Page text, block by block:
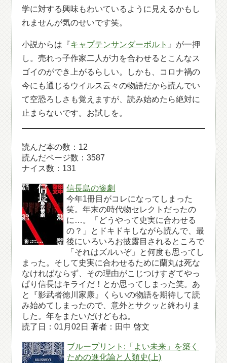
学に対する興味もわいているように見えるかもし
れませんが気のせいです笑。
小説からは『キャプテンサンダーボルト 』が一押
し。売れっ子作家二人が力を合わせるとこんなス
ゴイのができ上がるらしい。しかも、コロナ禍の
今にも通じるウイルス云々の物語だから読んでい
て空恐ろしさも覚えますが、読み始めたら絶対に
止まらないです。お試しを。
読んだ本の数：12
読んだページ数：3587
ナイス数：131
信長島の惨劇
今年1冊目がコレになってしまった
笑。年末の時代物セレクトだったの
に…。「どうやって史実に合わせる
の？」とドキドキしながら読んで、最
後にいろいろお披露目されるところで
「それはズルいぞ」と何度も思ってし
まった。そして史実に合わせるために蘭丸は死な
なければならず、その理由がこじつけすぎてやっ
ぱり信長はキライだ！とか思ってしまった笑。あ
と『影武者徳川家康』くらいの物語を期待して読
み始めてしまったので、意外とサクッと終わりま
した。年をまたいだけどもね。
読了日：01月02日 著者：田中 啓文
ブループリント:「よい未来」を築く
ための進化論と人類史(上)